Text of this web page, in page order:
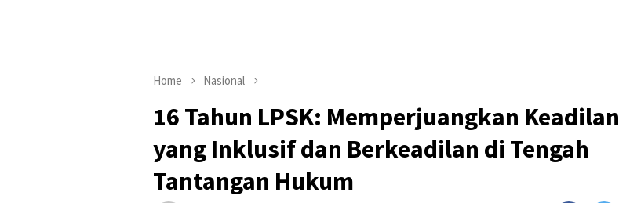
Home Nasional
16 Tahun LPSK: Memperjuangkan Keadilan
yang Inklusif dan Berkeadilan di Tengah
Tantangan Hukum